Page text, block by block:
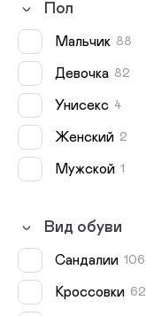
Пол
мальчик 88
девочка 82
унисекс 4
женский 2
мужской 1
Вид обуви
Сандалии 106
Кроссовки 62